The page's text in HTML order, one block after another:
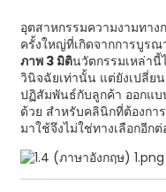
อุตสาหกรรมความงามทา
ครั้งใหญ่ที่เกิดจากการบูรณ
ภาพ 3 มิตินวัตกรรมเหล่านี้
วินิจฉัยเท่านั้น แต่ยังเปลี่ย
ปฏิสัมพันธ์กับลูกค้า ออกแ
ด้วย สำหรับคลินิกที่ต้องกา
มาใช้จึงไม่ใช่ทางเลือกอีก